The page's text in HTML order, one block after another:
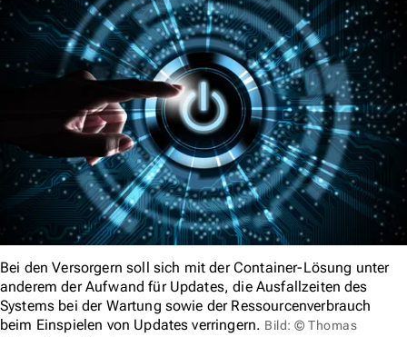
Bei den Versorgern soll sich mit der Container-Lösung unter
anderem der Aufwand für Updates, die Ausfallzeiten des
Systems bei der Wartung sowie der Ressourcenverbrauch
beim Einspielen von Updates verringern. Bild: © Thomas